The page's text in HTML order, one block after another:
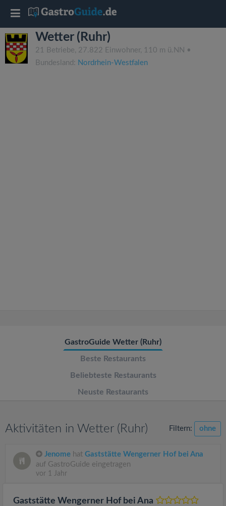
Wetter (Ruhr)
21 Betriebe, 27.822 Einwohner, 110 m ü.NN •
Bundesland: Nordrhein-Westfalen
GastroGuide Wetter (Ruhr)
Beste Restaurants
Beliebteste Restaurants
Neuste Restaurants
Aktivitäten in Wetter (Ruhr) Filtern: ohne
Jenome hat Gaststätte Wengerner Hof bei Ana
auf GastroGuide eingetragen
vor 1 Jahr
Gaststätte Wengerner Hof bei Ana
T
o
g